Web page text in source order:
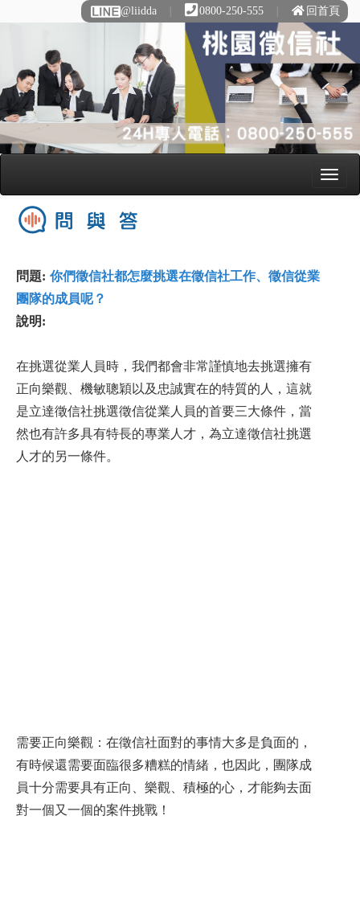
@liidda 0800-250-555 回首頁
問題: 你們徵信社都怎麼挑選在徵信社工作、徵信從業
團隊的成員呢？
說明:
在挑選從業人員時，我們都會非常謹慎地去挑選擁有
正向樂觀、機敏聰穎以及忠誠實在的特質的人，這就
是立達徵信社挑選徵信從業人員的首要三大條件，當
然也有許多具有特長的專業人才，為立達徵信社挑選
人才的另一條件。
需要正向樂觀：在徵信社面對的事情大多是負面的，
有時候還需要面臨很多糟糕的情緒，也因此，團隊成
員十分需要具有正向、樂觀、積極的心，才能夠去面
對一個又一個的案件挑戰！